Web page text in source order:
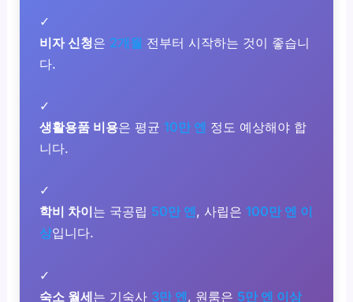
✓
비자 신청은 2개월 전부터 시작하는 것이 좋습니
다.
✓
생활용품 비용은 평균 10만 엔 정도 예상해야 합
니다.
✓
학비 차이는 국공립 50만 엔, 사립은 100만 엔 이
상입니다.
✓
숙소 월세는 기숙사 3만 엔, 원룸은 5만 엔 이상